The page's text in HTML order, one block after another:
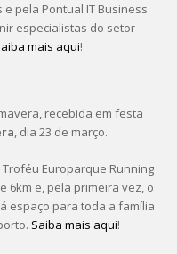
pela Pontual IT Business
especialistas do setor
mais aqui!
recebida em festa
, dia 23 de março.
Europarque Running
6km e, pela primeira vez, o
espaço para toda a família
Saiba mais aqui!